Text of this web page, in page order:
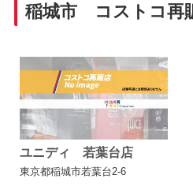
稲城市 コストコ再
ユニディ 若葉台店
東京都稲城市若葉台2-6